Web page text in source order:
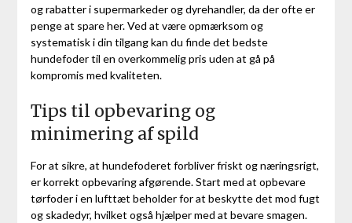
og rabatter i supermarkeder og dyrehandler, da der ofte er
penge at spare her. Ved at være opmærksom og
systematisk i din tilgang kan du finde det bedste
hundefoder til en overkommelig pris uden at gå på
kompromis med kvaliteten.
Tips til opbevaring og
minimering af spild
For at sikre, at hundefoderet forbliver friskt og næringsrigt,
er korrekt opbevaring afgørende. Start med at opbevare
tørfoder i en lufttæt beholder for at beskytte det mod fugt
og skadedyr, hvilket også hjælper med at bevare smagen.